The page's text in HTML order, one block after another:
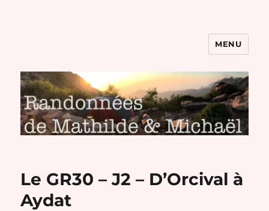
Randonnées de Mathilde et
Michaël
MENU
Le GR30 – J2 – D’Orcival à
Aydat